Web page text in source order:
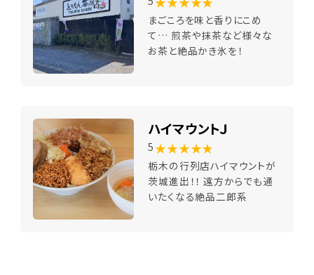
まごころを味と香りにこめ
て… 煎茶や抹茶など様々な
お茶と絶品かき氷を！
ハイマウントＪ
5 ★★★★★
栃木の行列店ハイマウントが
茨城進出！！ 遠方からでも通
いたくなる絶品二郎系